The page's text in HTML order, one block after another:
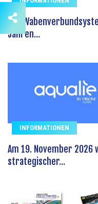
Das
Jahren...
INFORMATIONEN
Am 19. November 2026
strategischer...